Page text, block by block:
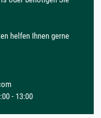
helfen Ihnen gerne
- 13:00